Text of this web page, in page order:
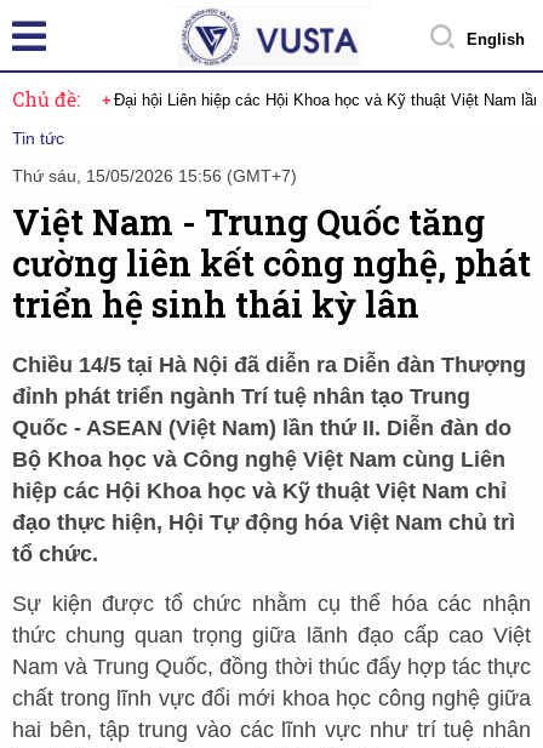
English
Chủ đề: Đại hội Liên hiệp các Hội Khoa học và Kỹ thuật Việt Nam
Tin tức
Thứ sáu, 15/05/2026 15:56 (GMT+7)
Việt Nam - Trung Quốc tăng
cường liên kết công nghệ, phát
triển hệ sinh thái kỳ lân
Chiều 14/5 tại Hà Nội đã diễn ra Diễn đàn Thượng
đỉnh phát triển ngành Trí tuệ nhân tạo Trung
Quốc - ASEAN (Việt Nam) lần thứ II. Diễn đàn do
Bộ Khoa học và Công nghệ Việt Nam cùng Liên
hiệp các Hội Khoa học và Kỹ thuật Việt Nam chỉ
đạo thực hiện, Hội Tự động hóa Việt Nam chủ trì
tổ chức.
Sự kiện được tổ chức nhằm cụ thể hóa các nhận
thức chung quan trọng giữa lãnh đạo cấp cao Việt
Nam và Trung Quốc, đồng thời thúc đẩy hợp tác thực
chất trong lĩnh vực đổi mới khoa học công nghệ giữa
hai bên, tập trung vào các lĩnh vực như trí tuệ nhân